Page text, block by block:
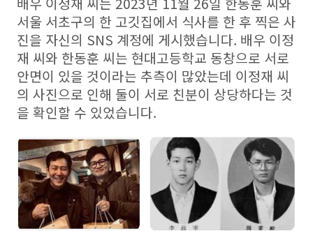
서울 서초구의 한 고깃집에서 식사를 한 후 찍은 사
진을 자신의 SNS 계정에 게시했습니다. 배우 이정
재 씨와 한동훈 씨는 현대고등학교 동창으로 서로
안면이 있을 것이라는 추측이 많았는데 이정재 씨
의 사진으로 인해 둘이 서로 친분이 상당하다는 것
을 확인할 수 있었습니다.